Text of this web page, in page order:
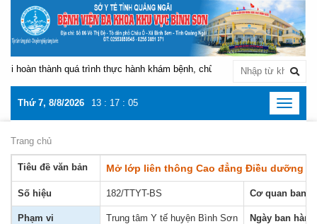
thành quá trình thực hành khám bệnh, chữa bệnh tại Bệnh viện Đa
Thứ 7, 8/8/2026 13 : 17 : 06
Toggle
Trang chủ
Tiêu đề văn bản Mở lớp liên thông Cao đẳng Điều dưỡng
Số hiệu 182/TTYT-BS Cơ quan ban
Phạm vi Trung tâm Y tế huyện Bình Sơn Ngày ban hành